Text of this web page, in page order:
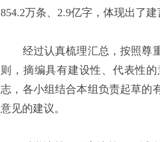
854.2万条、2.9亿字，体现出了
经过认真梳理汇总，按照尊重
则，摘编具有建设性、代表性
志，各小组结合本组负责起草的
意见的建议。